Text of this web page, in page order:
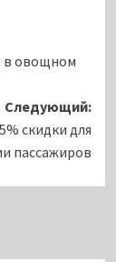
в овощном
Следующий:
скидки для
пассажиров